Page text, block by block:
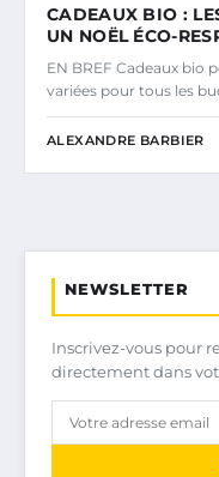
CADEAUX BIO :
UN NOËL ÉCO-
EN BREF Cadeaux bio
variées pour tous les
ALEXANDRE BARBIER
NEWSLETTER
Inscrivez-vous pour
directement dans